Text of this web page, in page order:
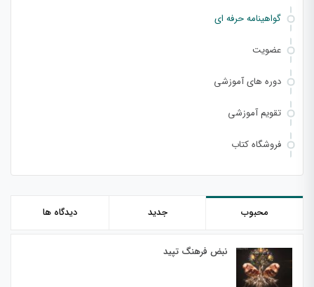
گواهینامه حرفه ای
عضویت
دوره های آموزشی
تقویم آموزشی
فروشگاه کتاب
محبوب جدید دیدگاه ها
نبض فرهنگ تپید